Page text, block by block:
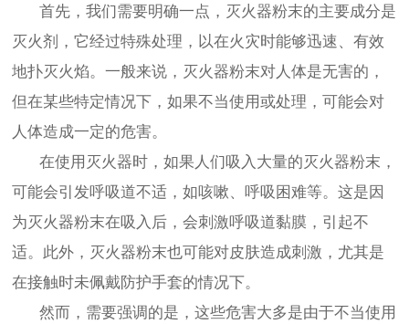
首先，我们需要明确一点，灭火器粉末的主要成分是
灭火剂，它经过特殊处理，以在火灾时能够迅速、有效
地扑灭火焰。一般来说，灭火器粉末对人体是无害的，
但在某些特定情况下，如果不当使用或处理，可能会对
人体造成一定的危害。
在使用灭火器时，如果人们吸入大量的灭火器粉末，
可能会引发呼吸道不适，如咳嗽、呼吸困难等。这是因
为灭火器粉末在吸入后，会刺激呼吸道黏膜，引起不
适。此外，灭火器粉末也可能对皮肤造成刺激，尤其是
在接触时未佩戴防护手套的情况下。
然而，需要强调的是，这些危害大多是由于不当使用